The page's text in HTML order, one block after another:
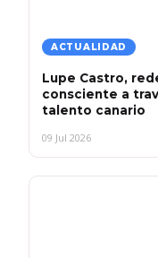
ACTUALIDAD
Lupe Castro,
consciente a
talento canario
09 Jul 2026